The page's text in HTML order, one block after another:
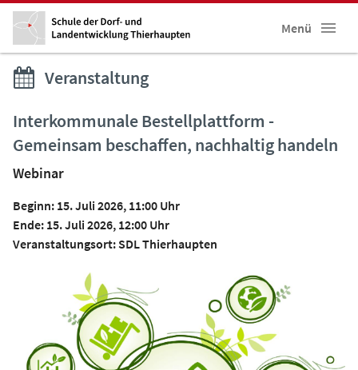
Menü
Veranstaltung
Interkommunale Bestellplattform -
Gemeinsam beschaffen, nachhaltig handeln
Webinar
Beginn: 15. Juli 2026, 11:00 Uhr
Ende: 15. Juli 2026, 12:00 Uhr
Veranstaltungsort: SDL Thierhaupten